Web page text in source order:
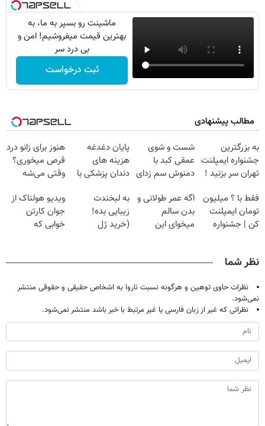
ماشینت رو بسپر به ما، به
بهترین قیمت میفروشیم! امن و
بی درد سر
ثبت درخواست
مطالب پیشنهادی
به بزرگترین
جشنواره ایمپلنت
تهران سر بزنید !
میلیون !
شست و شوی
عمقی کبد با
دمنوش سم زدای
پایان دغدغه
هزینه های
دندان پزشکی با
خانگی
هنوز برای زانو درد
قرص میخوری؟
وقتی می‌شه
درمانش کرد؟؟؟؟
فقط با ؟ میلیون
تومان ایمپلنت
کن | جشنواره
اگه عمر طولانی و
بدن سالم
میخوای این
به لبخندت
زیبایی بده!
(خرید ژل
با40%تخفیف)
ویدیو هولناک از
جوان کارتن
خوابی که
نظر شما
نظرات حاوی توهین و هرگونه نسبت ناروا به اشخاص حقیقی و حقوقی منتشر
نمی‌شود.
نظراتی که غیر از زبان فارسی یا غیر مرتبط با خبر باشد منتشر نمی‌شود.